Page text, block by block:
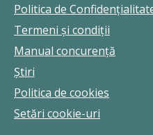
Politica de
Termeni şi condiţii
Manual concurenţă
Ştiri
Politica de cookies
Setări cookie-uri